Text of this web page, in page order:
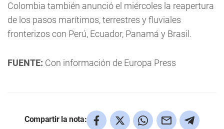
Colombia también anunció el miércoles la reapertura
de los pasos marítimos, terrestres y fluviales
fronterizos con Perú, Ecuador, Panamá y Brasil.
FUENTE: Con información de Europa Press
Compartir la nota: